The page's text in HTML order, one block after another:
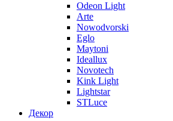
Odeon Light
Arte
Nowodvorski
Eglo
Maytoni
Ideallux
Novotech
Kink Light
Lightstar
STLuce
Декор